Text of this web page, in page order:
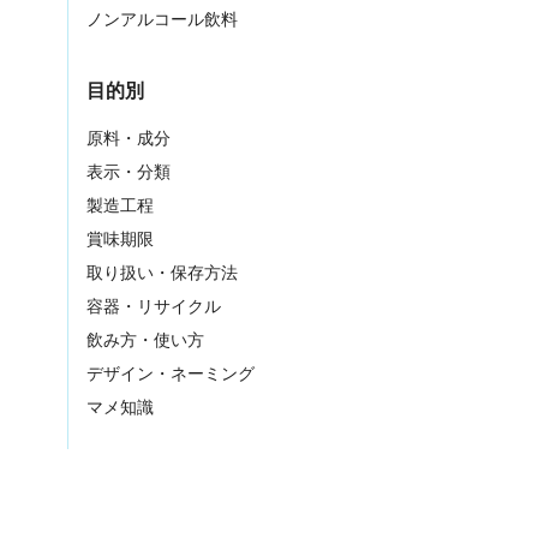
ノンアルコール飲料
目的別
原料・成分
表示・分類
製造工程
賞味期限
取り扱い・保存方法
容器・リサイクル
飲み方・使い方
デザイン・ネーミング
マメ知識